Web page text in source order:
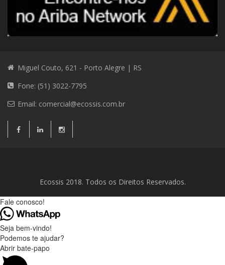
Miguel Couto, 621 - Porto Alegre | RS
Fone: (51) 3022-7795
Email: comercial@ecossis.com.br
Ecossis 2018. Todos os Direitos Reservados.
Fale conosco!
Seja bem-vindo!
Podemos te ajudar?
Abrir bate-papo